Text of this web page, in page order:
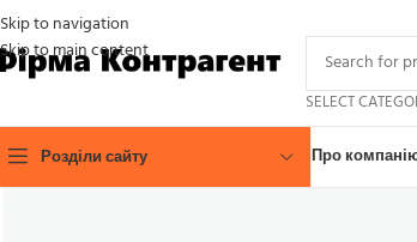
Skip to navigation
Skip to main content
SELECT
Розділи сайту Про